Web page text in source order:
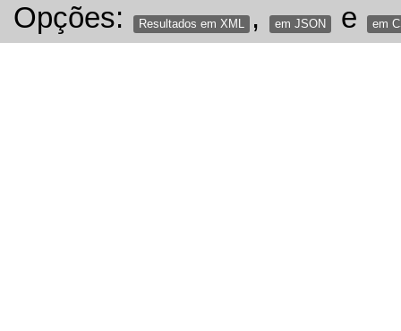
Opções: Resultados em XML , em JSON e em